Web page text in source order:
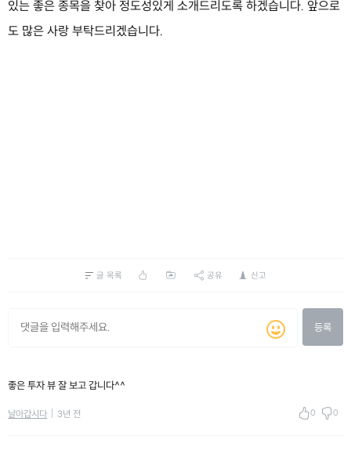
있는 좋은 종목을 찾아 정도성있게 소개드리도록 하겠습니다. 앞으로
도 많은 사랑 부탁드리겠습니다.
글 목록 공유 신고
등록
좋은 투자 뷰 잘 보고 갑니다^^
날아갑시다 3년 전 0 0